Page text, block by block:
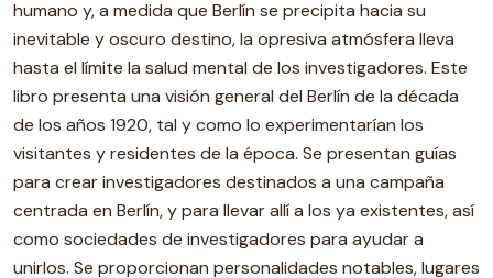
humano y, a medida que Berlín se precipita hacia su
inevitable y oscuro destino, la opresiva atmósfera lleva
hasta el límite la salud mental de los investigadores. Este
libro presenta una visión general del Berlín de la década
de los años 1920, tal y como lo experimentarían los
visitantes y residentes de la época. Se presentan guías
para crear investigadores destinados a una campaña
centrada en Berlín, y para llevar allí a los ya existentes, así
como sociedades de investigadores para ayudar a
unirlos. Se proporcionan personalidades notables, lugares